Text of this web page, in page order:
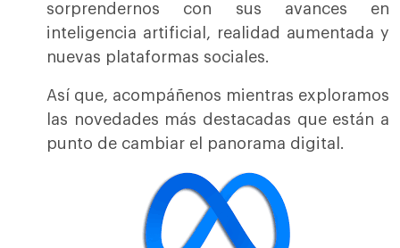
sorprendernos con sus avances en
inteligencia artificial, realidad aumentada y
nuevas plataformas sociales.
Así que, acompáñenos mientras exploramos
las novedades más destacadas que están a
punto de cambiar el panorama digital.